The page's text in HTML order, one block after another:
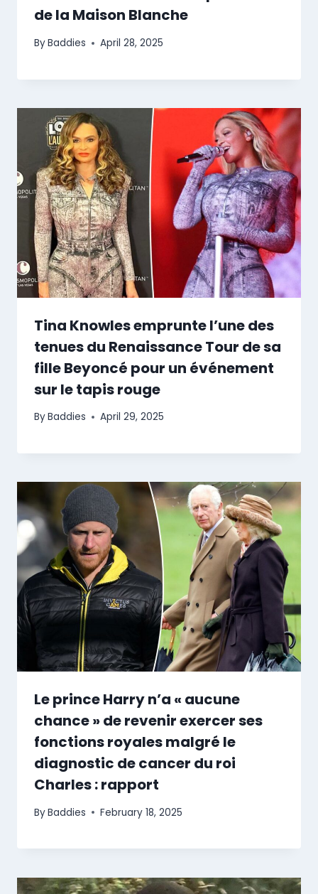
de la Maison Blanche
ByBaddies April 28, 2025
Tina Knowles emprunte l’une des
tenues du Renaissance Tour de sa
fille Beyoncé pour un événement
sur le tapis rouge
ByBaddies April 29, 2025
Le prince Harry n’a « aucune
chance » de revenir exercer ses
fonctions royales malgré le
diagnostic de cancer du roi
Charles : rapport
ByBaddies February 18, 2025